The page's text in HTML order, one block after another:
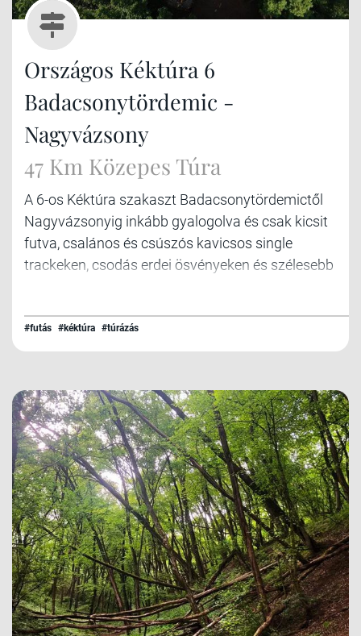
Országos Kéktúra 6
Badacsonytördemic -
Nagyvázsony
47 Km Közepes Túra
A 6-os Kéktúra szakaszt Badacsonytördemictől
Nagyvázsonyig inkább gyalogolva és csak kicsit
futva, csalános és csúszós kavicsos single
trackeken, csodás erdei ösvényeken és szélesebb
#futás #kéktúra #túrázás